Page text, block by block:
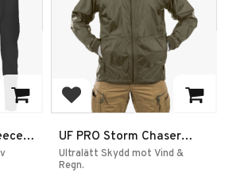
Add to favorites
UF PRO Storm Chaser
Windbreaker Jacka
Ultralätt Skydd mot Vind &
Regn.